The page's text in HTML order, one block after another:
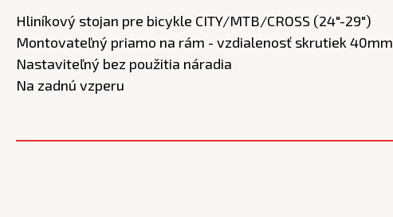
Hliníkový stojan pre bicykle CITY/MTB/CROSS (24"-29")
Montovateľný priamo na rám - vzdialenosť skrutiek 40mm
Nastaviteľný bez použitia náradia
Na zadnú vzperu